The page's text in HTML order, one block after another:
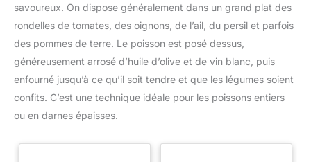
savoureux. On dispose généralement dans un grand plat des
rondelles de tomates, des oignons, de l’ail, du persil et parfois
des pommes de terre. Le poisson est posé dessus,
généreusement arrosé d’huile d’olive et de vin blanc, puis
enfourné jusqu’à ce qu’il soit tendre et que les légumes soient
confits. C’est une technique idéale pour les poissons entiers
ou en darnes épaisses.